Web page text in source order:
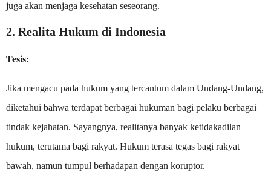
juga akan menjaga kesehatan seseorang.
2. Realita Hukum di Indonesia
Tesis:
Jika mengacu pada hukum yang tercantum dalam Undang-Undang,
diketahui bahwa terdapat berbagai hukuman bagi pelaku berbagai
tindak kejahatan. Sayangnya, realitanya banyak ketidakadilan
hukum, terutama bagi rakyat. Hukum terasa tegas bagi rakyat
bawah, namun tumpul berhadapan dengan koruptor.